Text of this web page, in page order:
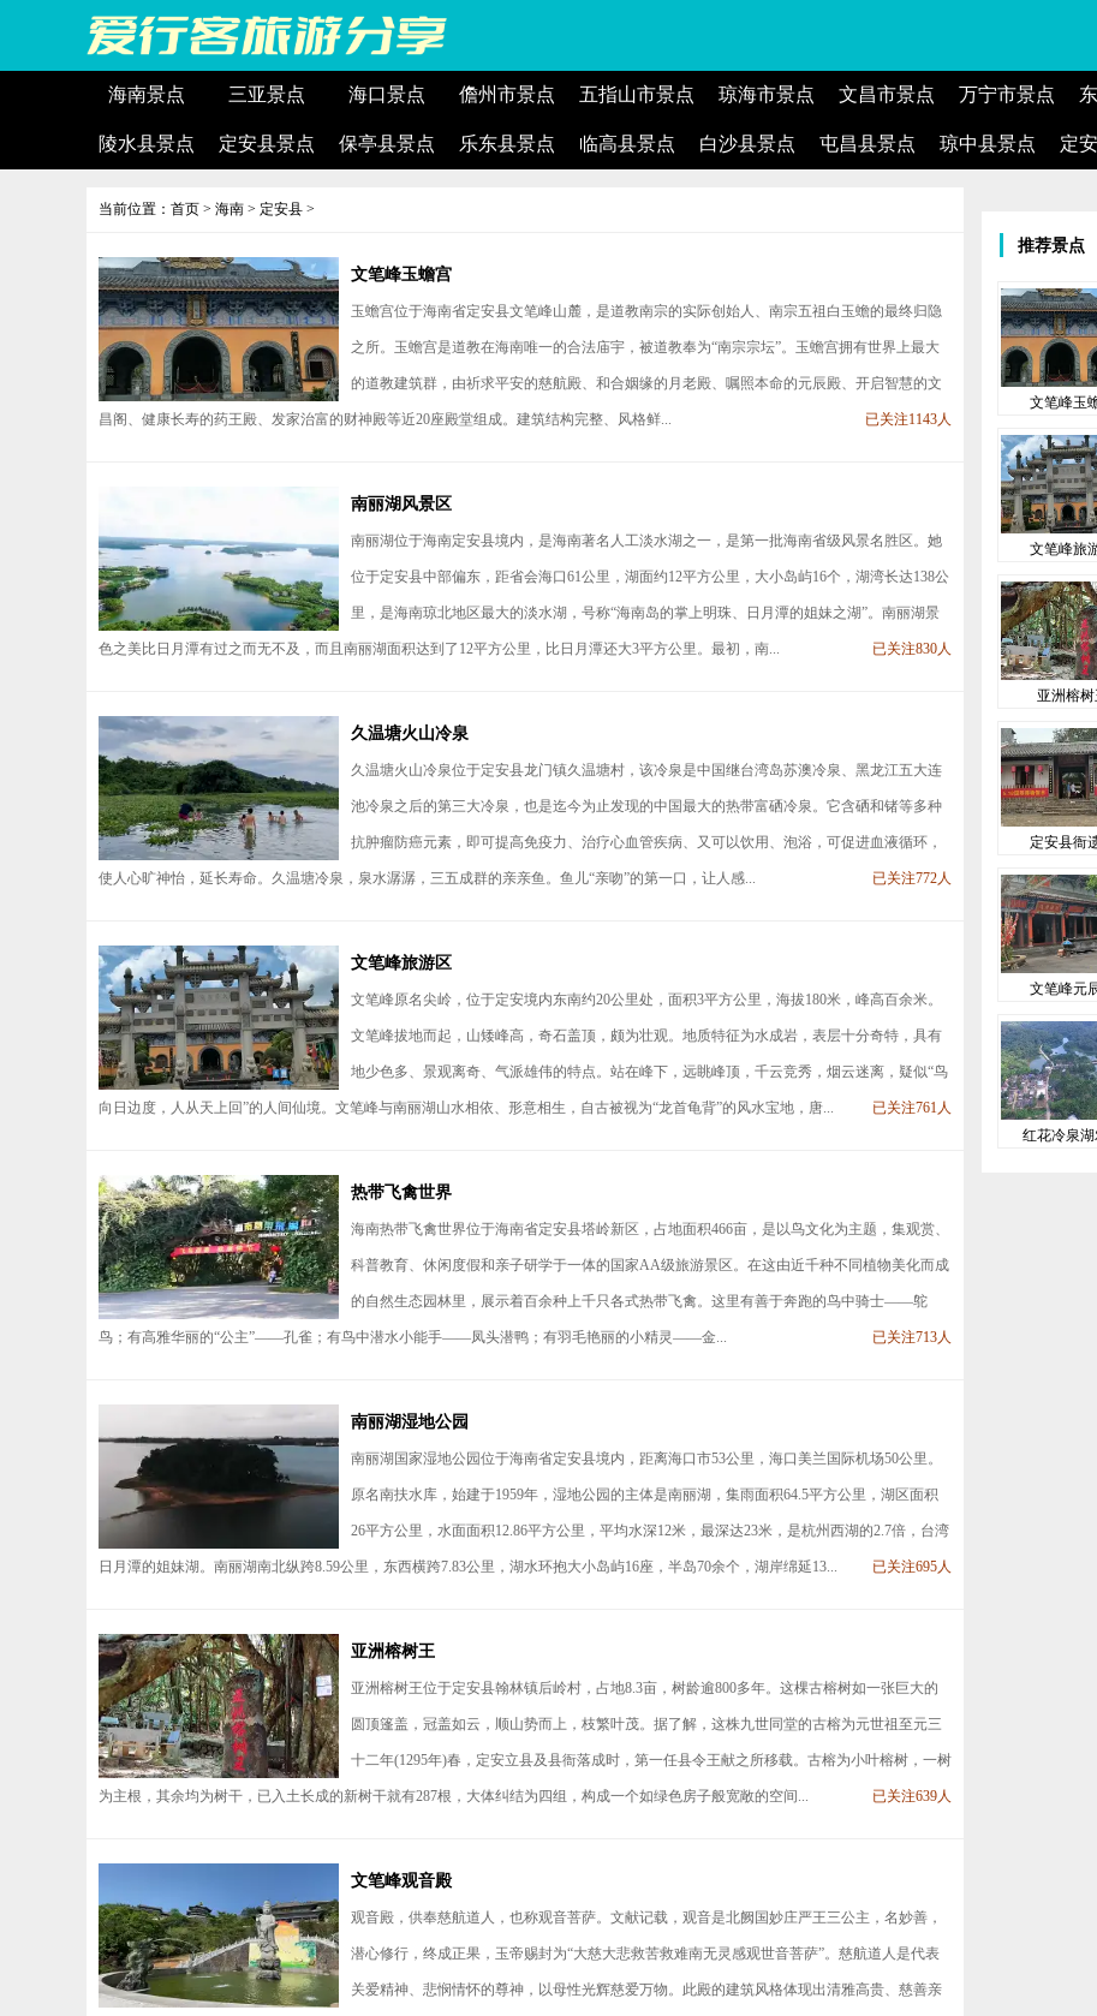
海南景点 三亚景点 海口景点 儋州市景点 五指山市景点 琼海市景点 文昌市景点 万宁市景点
陵水县景点 定安县景点 保亭县景点 乐东县景点 临高县景点 白沙县景点 屯昌县景点 琼中县景点 定
当前位置： 首页 > 海南 > 定安县 >
文笔峰玉蟾宫
玉蟾宫位于海南省定安县文笔峰山麓，是道教南宗的实际创始人、南宗五祖白玉蟾的最终归隐
之所。玉蟾宫是道教在海南唯一的合法庙宇，被道教奉为“南宗宗坛”。玉蟾宫拥有世界上最大
的道教建筑群，由祈求平安的慈航殿、和合姻缘的月老殿、嘱照本命的元辰殿、开启智慧的文
昌阁、健康长寿的药王殿、发家治富的财神殿等近20座殿堂组成。建筑结构完整、风格鲜... 已关注1143人
南丽湖风景区
南丽湖位于海南定安县境内，是海南著名人工淡水湖之一，是第一批海南省级风景名胜区。她
位于定安县中部偏东，距省会海口61公里，湖面约12平方公里，大小岛屿16个，湖湾长达138公
里，是海南琼北地区最大的淡水湖，号称“海南岛的掌上明珠、日月潭的姐妹之湖”。南丽湖景
色之美比日月潭有过之而无不及，而且南丽湖面积达到了12平方公里，比日月潭还大3平方公里。最初，南... 已关注830人
久温塘火山冷泉
久温塘火山冷泉位于定安县龙门镇久温塘村，该冷泉是中国继台湾岛苏澳冷泉、黑龙江五大连
池冷泉之后的第三大冷泉，也是迄今为止发现的中国最大的热带富硒冷泉。它含硒和锗等多种
抗肿瘤防癌元素，即可提高免疫力、治疗心血管疾病、又可以饮用、泡浴，可促进血液循环，
使人心旷神怡，延长寿命。久温塘冷泉，泉水潺潺，三五成群的亲亲鱼。鱼儿“亲吻”的第一口，让人感... 已关注772人
文笔峰旅游区
文笔峰原名尖岭，位于定安境内东南约20公里处，面积3平方公里，海拔180米，峰高百余米。
文笔峰拔地而起，山矮峰高，奇石盖顶，颇为壮观。地质特征为水成岩，表层十分奇特，具有
地少色多、景观离奇、气派雄伟的特点。站在峰下，远眺峰顶，千云竞秀，烟云迷离，疑似“鸟
向日边度，人从天上回”的人间仙境。文笔峰与南丽湖山水相依、形意相生，自古被视为“龙首龟背”的风水宝地，唐... 已关注761人
热带飞禽世界
海南热带飞禽世界位于海南省定安县塔岭新区，占地面积466亩，是以鸟文化为主题，集观赏、
科普教育、休闲度假和亲子研学于一体的国家AA级旅游景区。在这由近千种不同植物美化而成
的自然生态园林里，展示着百余种上千只各式热带飞禽。这里有善于奔跑的鸟中骑士——鸵
鸟；有高雅华丽的“公主”——孔雀；有鸟中潜水小能手——凤头潜鸭；有羽毛艳丽的小精灵——金... 已关注713人
南丽湖湿地公园
南丽湖国家湿地公园位于海南省定安县境内，距离海口市53公里，海口美兰国际机场50公里。
原名南扶水库，始建于1959年，湿地公园的主体是南丽湖，集雨面积64.5平方公里，湖区面积
26平方公里，水面面积12.86平方公里，平均水深12米，最深达23米，是杭州西湖的2.7倍，台湾
日月潭的姐妹湖。南丽湖南北纵跨8.59公里，东西横跨7.83公里，湖水环抱大小岛屿16座，半岛70余个，湖岸绵延13... 已关注695人
亚洲榕树王
亚洲榕树王位于定安县翰林镇后岭村，占地8.3亩，树龄逾800多年。这棵古榕树如一张巨大的
圆顶篷盖，冠盖如云，顺山势而上，枝繁叶茂。据了解，这株九世同堂的古榕为元世祖至元三
十二年(1295年)春，定安立县及县衙落成时，第一任县令王献之所移载。古榕为小叶榕树，一树
为主根，其余均为树干，已入土长成的新树干就有287根，大体纠结为四组，构成一个如绿色房子般宽敞的空间... 已关注639人
文笔峰观音殿
观音殿，供奉慈航道人，也称观音菩萨。文献记载，观音是北阙国妙庄严王三公主，名妙善，
潜心修行，终成正果，玉帝赐封为“大慈大悲救苦救难南无灵感观世音菩萨”。慈航道人是代表
关爱精神、悲悯情怀的尊神，以母性光辉慈爱万物。此殿的建筑风格体现出清雅高贵、慈善亲
推荐景点
文笔峰玉
文笔峰旅
亚洲榕树
定安县衙
文笔峰元
红花冷泉